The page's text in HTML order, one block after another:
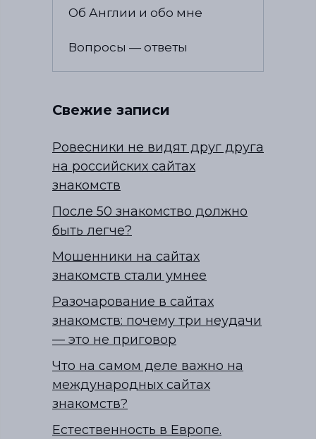
Об Англии и обо мне
Вопросы — ответы
Свежие записи
Ровесники не видят друг друга
на российских сайтах
знакомств
После 50 знакомство должно
быть легче?
Мошенники на сайтах
знакомств стали умнее
Разочарование в сайтах
знакомств: почему три неудачи
— это не приговор
Что на самом деле важно на
международных сайтах
знакомств?
Естественность в Европе.
Забрать бесплатно